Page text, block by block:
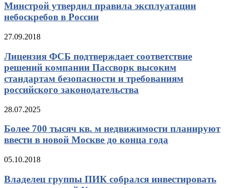
Минстрой утвердил правила эксплуатации
небоскребов в России
27.09.2018
Лицензия ФСБ подтверждает соответствие
решений компании Пассворк высоким
стандартам безопасности и требованиям
российского законодательства
28.07.2025
Более 700 тысяч кв. м недвижимости планируют
ввести в новой Москве до конца года
05.10.2018
Владелец группы ПИК собрался инвестировать